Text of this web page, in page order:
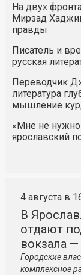
На двух
Мирзад
правды
Писатель и
русская
Переводчик
литература
мышление
«Мне не
ярославский
4 августа в
В
отдают
вокзала
Городские
комплексное